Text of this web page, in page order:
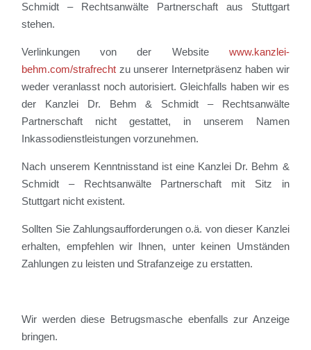
Schmidt – Rechtsanwälte Partnerschaft aus Stuttgart
stehen.
Verlinkungen von der Website www.kanzlei-
behm.com/strafrecht zu unserer Internetpräsenz haben wir
weder veranlasst noch autorisiert. Gleichfalls haben wir es
der Kanzlei Dr. Behm & Schmidt – Rechtsanwälte
Partnerschaft nicht gestattet, in unserem Namen
Inkassodienstleistungen vorzunehmen.
Nach unserem Kenntnisstand ist eine Kanzlei Dr. Behm &
Schmidt – Rechtsanwälte Partnerschaft mit Sitz in
Stuttgart nicht existent.
Sollten Sie Zahlungsaufforderungen o.ä. von dieser Kanzlei
erhalten, empfehlen wir Ihnen, unter keinen Umständen
Zahlungen zu leisten und Strafanzeige zu erstatten.
Wir werden diese Betrugsmasche ebenfalls zur Anzeige
bringen.